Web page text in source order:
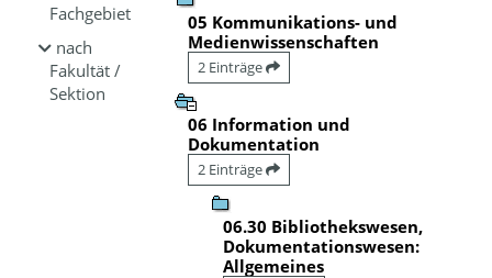
Fachgebiet
nach
Fakultät /
Sektion
05 Kommunikations- und
Medienwissenschaften
2 Einträge
06 Information und
Dokumentation
2 Einträge
06.30 Bibliothekswesen,
Dokumentationswesen:
Allgemeines